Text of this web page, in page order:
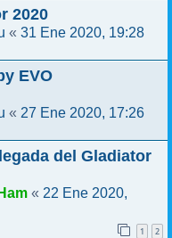
2020
« 31 Ene 2020, 19:28
EVO
« 27 Ene 2020, 17:26
del Gladiator
« 22 Ene 2020,
1 2